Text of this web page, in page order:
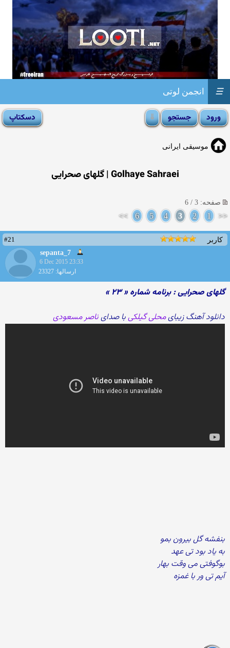
انجمن لوتی ☰
موسیقی ایرانی
Golhaye Sahraei | گلهای صحرایی
صفحه: 3 / 6
<<
1
2
3
4
5
6
>>
کاربر
#21
sepanta_7
6 Dec 2015 23:33
ارسالها: 23327
گلهای صحرایی : برنامه شماره « ۲۳ »
دانلود آهنگ زیبایمحلی گیلکیبا صدایناصر مسعودی
بنفشه گل بیرون بمو
به یاد بود تی عهد
بوگوفتی می وقت بهار
آیم تی ور با غمزه